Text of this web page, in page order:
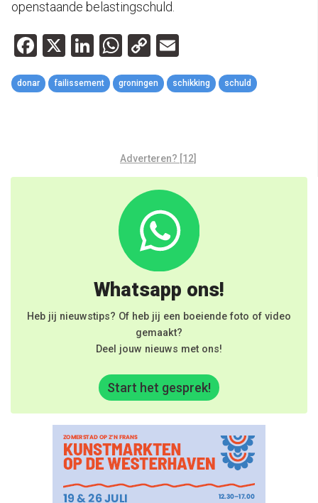
openstaande belastingschuld.
Facebook
X LinkedIn
WhatsApp
Copy
Link
donar failissement groningen schikking schuld
Adverteren? [12]
Whatsapp ons!
Heb jij nieuwstips? Of heb jij een boeiende foto of video
gemaakt?
Deel jouw nieuws met ons!
Start het gesprek!